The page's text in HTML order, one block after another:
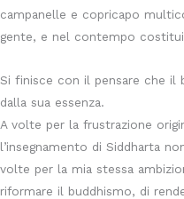
campanelle e copricapo
gente, e nel contempo
Si finisce con il pensare che
dalla sua essenza.
A volte per la frustrazione
l’insegnamento di Siddharta
volte per la mia stessa
riformare il buddhismo, di